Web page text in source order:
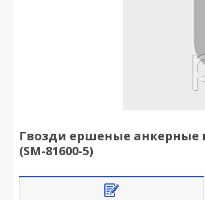
Гвозди ершеные анкерные
(SM-81600-5)